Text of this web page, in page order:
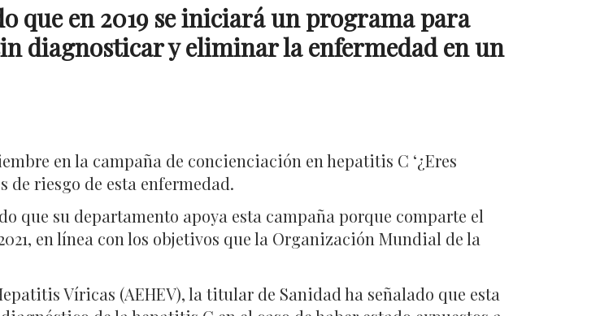
que en 2019 se iniciará un programa para
diagnosticar y eliminar la enfermedad en un
en la campaña de concienciación en hepatitis C ‘¿Eres
de riesgo de esta enfermedad.
que su departamento apoya esta campaña porque comparte el
en línea con los objetivos que la Organización Mundial de la
Víricas (AEHEV), la titular de Sanidad ha señalado que esta